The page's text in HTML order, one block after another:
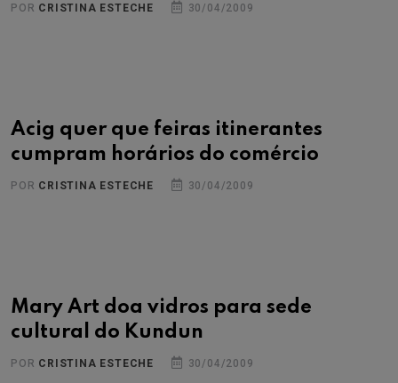
POR CRISTINA ESTECHE 30/04/2009
Acig quer que feiras itinerantes
cumpram horários do comércio
POR CRISTINA ESTECHE 30/04/2009
Mary Art doa vidros para sede
cultural do Kundun
POR CRISTINA ESTECHE 30/04/2009